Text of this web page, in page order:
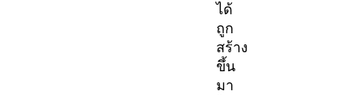
ได้
ถูก
สร้าง
ขึ้น
มา